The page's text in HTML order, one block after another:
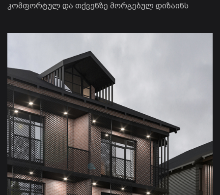
კომფორტულ და თქვენზე მორგებულ დიზაინს